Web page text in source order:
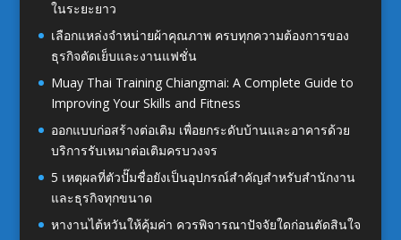
ในระยะยาว
เลือกแหล่งจำหน่ายผ้าคุณภาพ ครบทุกความต้องการของ
ธุรกิจตัดเย็บและงานแฟชั่น
Muay Thai Training Chiangmai: A Complete Guide to
Improving Your Skills and Fitness
ออกแบบก่อสร้างต่อเติม เพื่อยกระดับบ้านและอาคารด้วย
บริการรับเหมาต่อเติมครบวงจร
5 เหตุผลที่ตัวปั๊มชื่อยังเป็นอุปกรณ์สำคัญสำหรับสำนักงาน
และธุรกิจทุกขนาด
หางานไต้หวันให้คุ้มค่า ควรพิจารณาปัจจัยใดก่อนตัดสินใจ